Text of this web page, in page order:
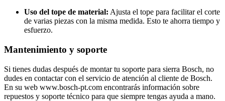
Uso del tope de material: Ajusta el tope para facilitar el corte
de varias piezas con la misma medida. Esto te ahorra tiempo y
esfuerzo.
Mantenimiento y soporte
Si tienes dudas después de montar tu soporte para sierra Bosch, no
dudes en contactar con el servicio de atención al cliente de Bosch.
En su web www.bosch-pt.com encontrarás información sobre
repuestos y soporte técnico para que siempre tengas ayuda a mano.